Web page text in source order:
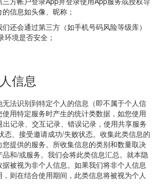
信息如头像、昵称；
还会通过第三方（如手机号码风险等级库）
环境是否安全；
信息
法识别到特定个人的信息（即不属于个人信
用特定服务时产生的统计类数据，如您使用
记录、交互记录、错误记录，使用共享服务
态、接受邀请成功/失败状态。收集此类信息的
您提供的服务。所收集信息的类别和数量取决
和/或服务。我们会将此类信息汇总。就本隐
被视为非个人信息。如果我们将非个人信息
则在结合使用期间，此类信息将被视为个人